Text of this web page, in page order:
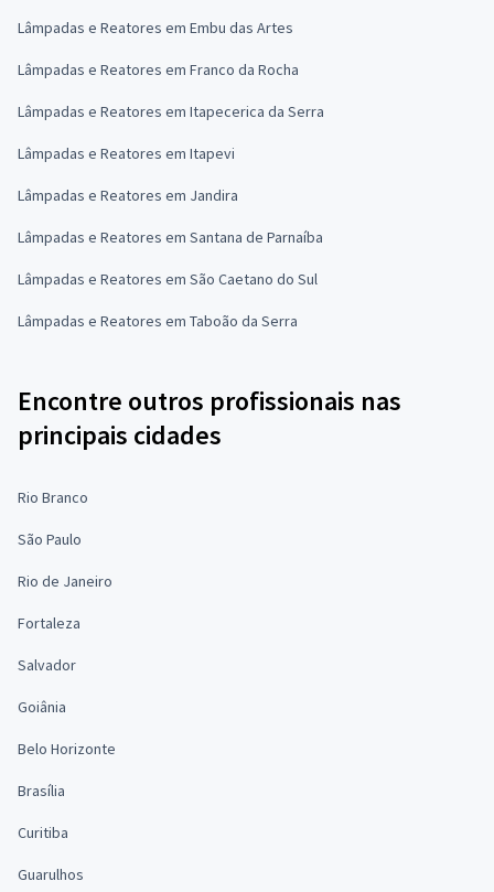
Lâmpadas e Reatores em Embu das Artes
Lâmpadas e Reatores em Franco da Rocha
Lâmpadas e Reatores em Itapecerica da Serra
Lâmpadas e Reatores em Itapevi
Lâmpadas e Reatores em Jandira
Lâmpadas e Reatores em Santana de Parnaíba
Lâmpadas e Reatores em São Caetano do Sul
Lâmpadas e Reatores em Taboão da Serra
Encontre outros profissionais nas
principais cidades
Rio Branco
São Paulo
Rio de Janeiro
Fortaleza
Salvador
Goiânia
Belo Horizonte
Brasília
Curitiba
Guarulhos